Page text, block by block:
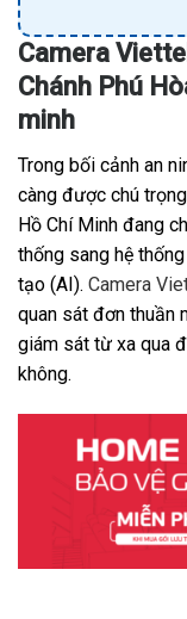
Camera
Chánh Phú
minh
Trong bối cảnh an
càng được chú
Hồ Chí Minh đang
thống sang hệ
tạo (AI). Camera
quan sát đơn thuần
giám sát từ xa qua
không.